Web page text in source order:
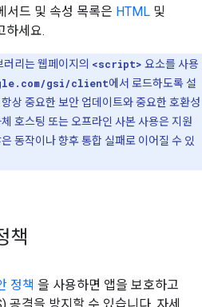
서드 및 속성 목록은 HTML 및
하세요.
리는 웹페이지의 <script> 요소를 사용
gsi/client에서 로드하도록 설
상 중요한 보안 업데이트와 중요한 호환성
호스팅 또는 오프라인 사본 사용은 지원
동작이나 향후 통합 실패로 이어질 수 있
책
정책 을 사용하면 앱을 보호하고
공격을 방지할 수 있습니다. 자세